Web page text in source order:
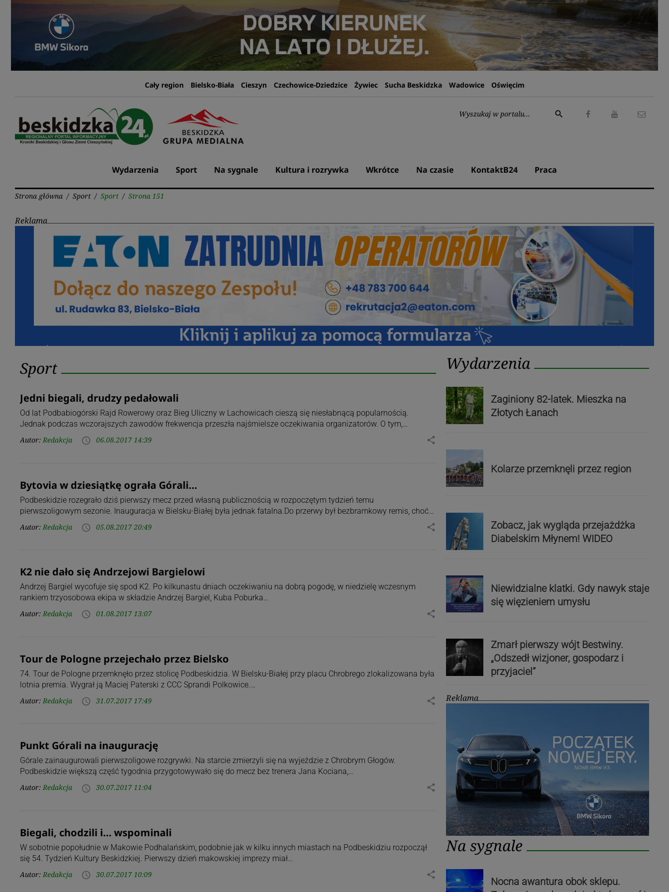
Przejdź
Cały region Bielsko-Biała Cieszyn Czechowice-Dziedzice Żywiec Sucha Beskidzka Wadowice Oświęcim
Wyszukaj:
search
Wydarzenia Sport Na sygnale Kultura i rozrywka Wkrótce Na czasie KontaktB24 Praca
Strona główna / Sport / Sport / Strona 151
Reklama
Kategoria:
Sport
Sport
Jedni biegali, drudzy pedałowali
Od lat Podbabiogórski Rajd Rowerowy oraz Bieg Uliczny w Lachowicach cieszą się niesłabnącą popularnością.
Jednak podczas wczorajszych zawodów frekwencja przeszła najśmielsze oczekiwania organizatorów. O tym,…
Autor: Redakcja access_time 06.08.2017 14:39 share
Bytovia w dziesiątkę ograła Górali…
Podbeskidzie rozegrało dziś pierwszy mecz przed własną publicznością w rozpoczętym tydzień temu
pierwszoligowym sezonie. Inauguracja w Bielsku-Białej była jednak fatalna.Do przerwy był bezbramkowy remis, choć…
Autor: Redakcja access_time 05.08.2017 20:49 share
K2 nie dało się Andrzejowi Bargielowi
Andrzej Bargiel wycofuje się spod K2. Po kilkunastu dniach oczekiwaniu na dobrą pogodę, w niedzielę wczesnym
rankiem trzyosobowa ekipa w składzie Andrzej Bargiel, Kuba Poburka…
Autor: Redakcja access_time 01.08.2017 13:07 share
Tour de Pologne przejechało przez Bielsko
74. Tour de Pologne przemknęło przez stolicę Podbeskidzia. W Bielsku-Białej przy placu Chrobrego zlokalizowana była
lotnia premia. Wygrał ją Maciej Paterski z CCC Sprandi Polkowice.…
Autor: Redakcja access_time 31.07.2017 17:49 share
Punkt Górali na inaugurację
Górale zainaugurowali pierwszoligowe rozgrywki. Na starcie zmierzyli się na wyjeździe z Chrobrym Głogów.
Podbeskidzie większą część tygodnia przygotowywało się do mecz bez trenera Jana Kociana,…
Autor: Redakcja access_time 30.07.2017 11:04 share
Biegali, chodzili i… wspominali
W sobotnie popołudnie w Makowie Podhalańskim, podobnie jak w kilku innych miastach na Podbeskidziu rozpoczął
się 54. Tydzień Kultury Beskidzkiej. Pierwszy dzień makowskiej imprezy miał…
Autor: Redakcja access_time 30.07.2017 10:09 share
Wydarzenia
Zaginiony 82-latek. Mieszka na
Złotych Łanach
Kolarze przemknęli przez region
Zobacz, jak wygląda przejażdżka
Diabelskim Młynem! WIDEO
Niewidzialne klatki. Gdy nawyk staje
się więzieniem umysłu
Zmarł pierwszy wójt Bestwiny.
„Odszedł wizjoner, gospodarz i
przyjaciel”
Reklama
Na sygnale
Nocna awantura obok sklepu.